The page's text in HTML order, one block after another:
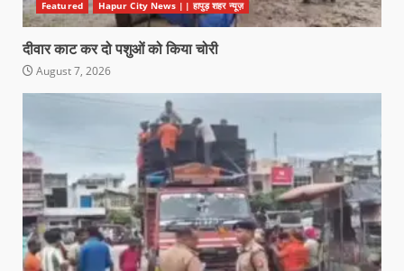
Featured Hapur City News || हापुड़ शहर न्यूज़
दीवार काट कर दो पशुओं को किया चोरी
August 7, 2026